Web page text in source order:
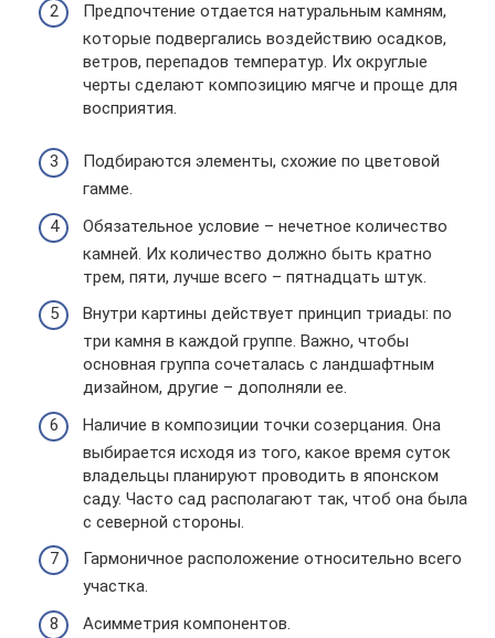
Предпочтение отдается натуральным камням,
которые подвергались воздействию осадков,
ветров, перепадов температур. Их округлые
черты сделают композицию мягче и проще для
восприятия.
Подбираются элементы, схожие по цветовой
гамме.
Обязательное условие – нечетное количество
камней. Их количество должно быть кратно
трем, пяти, лучше всего – пятнадцать штук.
Внутри картины действует принцип триады: по
три камня в каждой группе. Важно, чтобы
основная группа сочеталась с ландшафтным
дизайном, другие – дополняли ее.
Наличие в композиции точки созерцания. Она
выбирается исходя из того, какое время суток
владельцы планируют проводить в японском
саду. Часто сад располагают так, чтоб она была
с северной стороны.
Гармоничное расположение относительно всего
участка.
Асимметрия компонентов.